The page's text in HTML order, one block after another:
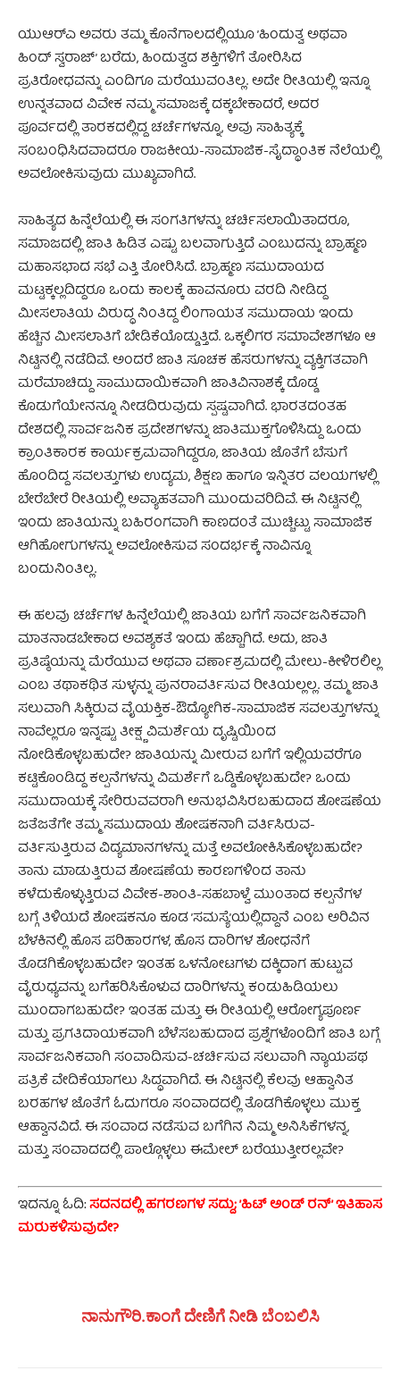
ಯುಆರ್‌ಎ ಅವರು ತಮ್ಮ ಕೊನೆಗಾಲದಲ್ಲಿಯೂ ’ಹಿಂದುತ್ವ ಅಥವಾ
ಹಿಂದ್ ಸ್ವರಾಜ್’ ಬರೆದು, ಹಿಂದುತ್ವದ ಶಕ್ತಿಗಳಿಗೆ ತೋರಿಸಿದ
ಪ್ರತಿರೋಧವನ್ನು ಎಂದಿಗೂ ಮರೆಯುವಂತಿಲ್ಲ. ಅದೇ ರೀತಿಯಲ್ಲಿ ಇನ್ನೂ
ಉನ್ನತವಾದ ವಿವೇಕ ನಮ್ಮ ಸಮಾಜಕ್ಕೆ ದಕ್ಕಬೇಕಾದರೆ, ಅದರ
ಪೂರ್ವದಲ್ಲಿ ತಾರಕದಲ್ಲಿದ್ದ ಚರ್ಚೆಗಳನ್ನೂ, ಅವು ಸಾಹಿತ್ಯಕ್ಕೆ
ಸಂಬಂಧಿಸಿದವಾದರೂ ರಾಜಕೀಯ-ಸಾಮಾಜಿಕ-ಸೈದ್ಧಾಂತಿಕ ನೆಲೆಯಲ್ಲಿ
ಅವಲೋಕಿಸುವುದು ಮುಖ್ಯವಾಗಿದೆ.
ಸಾಹಿತ್ಯದ ಹಿನ್ನೆಲೆಯಲ್ಲಿ ಈ ಸಂಗತಿಗಳನ್ನು ಚರ್ಚಿಸಲಾಯಿತಾದರೂ,
ಸಮಾಜದಲ್ಲಿ ಜಾತಿ ಹಿಡಿತ ಎಷ್ಟು ಬಲವಾಗುತ್ತಿದೆ ಎಂಬುದನ್ನು ಬ್ರಾಹ್ಮಣ
ಮಹಾಸಭಾದ ಸಭೆ ಎತ್ತಿ ತೋರಿಸಿದೆ. ಬ್ರಾಹ್ಮಣ ಸಮುದಾಯದ
ಮಟ್ಟಕ್ಕಲ್ಲದಿದ್ದರೂ ಒಂದು ಕಾಲಕ್ಕೆ ಹಾವನೂರು ವರದಿ ನೀಡಿದ್ದ
ಮೀಸಲಾತಿಯ ವಿರುದ್ಧ ನಿಂತಿದ್ದ ಲಿಂಗಾಯತ ಸಮುದಾಯ ಇಂದು
ಹೆಚ್ಚಿನ ಮೀಸಲಾತಿಗೆ ಬೇಡಿಕೆಯೊಡ್ಡುತ್ತಿದೆ. ಒಕ್ಕಲಿಗರ ಸಮಾವೇಶಗಳೂ ಆ
ನಿಟ್ಟಿನಲ್ಲಿ ನಡೆದಿವೆ. ಅಂದರೆ ಜಾತಿ ಸೂಚಕ ಹೆಸರುಗಳನ್ನು ವ್ಯಕ್ತಿಗತವಾಗಿ
ಮರೆಮಾಚಿದ್ದು ಸಾಮುದಾಯಿಕವಾಗಿ ಜಾತಿವಿನಾಶಕ್ಕೆ ದೊಡ್ಡ
ಕೊಡುಗೆಯೇನನ್ನೂ ನೀಡದಿರುವುದು ಸ್ಪಷ್ಟವಾಗಿದೆ. ಭಾರತದಂತಹ
ದೇಶದಲ್ಲಿ ಸಾರ್ವಜನಿಕ ಪ್ರದೇಶಗಳನ್ನು ಜಾತಿಮುಕ್ತಗೊಳಿಸಿದ್ದು ಒಂದು
ಕ್ರಾಂತಿಕಾರಕ ಕಾರ್ಯಕ್ರಮವಾಗಿದ್ದರೂ, ಜಾತಿಯ ಜೊತೆಗೆ ಬೆಸುಗೆ
ಹೊಂದಿದ್ದ ಸವಲತ್ತುಗಳು ಉದ್ಯಮ, ಶಿಕ್ಷಣ ಹಾಗೂ ಇನ್ನಿತರ ವಲಯಗಳಲ್ಲಿ
ಬೇರೆಬೇರೆ ರೀತಿಯಲ್ಲಿ ಅವ್ಯಾಹತವಾಗಿ ಮುಂದುವರಿದಿವೆ. ಈ ನಿಟ್ಟಿನಲ್ಲಿ
ಇಂದು ಜಾತಿಯನ್ನು ಬಹಿರಂಗವಾಗಿ ಕಾಣದಂತೆ ಮುಚ್ಚಿಟ್ಟು ಸಾಮಾಜಿಕ
ಆಗಿಹೋಗುಗಳನ್ನು ಅವಲೋಕಿಸುವ ಸಂದರ್ಭಕ್ಕೆ ನಾವಿನ್ನೂ
ಬಂದುನಿಂತಿಲ್ಲ.
ಈ ಹಲವು ಚರ್ಚೆಗಳ ಹಿನ್ನೆಲೆಯಲ್ಲಿ ಜಾತಿಯ ಬಗೆಗೆ ಸಾರ್ವಜನಿಕವಾಗಿ
ಮಾತನಾಡಬೇಕಾದ ಅವಶ್ಯಕತೆ ಇಂದು ಹೆಚ್ಚಾಗಿದೆ. ಅದು, ಜಾತಿ
ಪ್ರತಿಷ್ಠೆಯನ್ನು ಮೆರೆಯುವ ಅಥವಾ ವರ್ಣಾಶ್ರಮದಲ್ಲಿ ಮೇಲು-ಕೀಳಿರಲಿಲ್ಲ
ಎಂಬ ತಥಾಕಥಿತ ಸುಳ್ಳನ್ನು ಪುನರಾವರ್ತಿಸುವ ರೀತಿಯಲ್ಲಲ್ಲ. ತಮ್ಮ ಜಾತಿ
ಸಲುವಾಗಿ ಸಿಕ್ಕಿರುವ ವೈಯಕ್ತಿಕ-ಔದ್ಯೋಗಿಕ-ಸಾಮಾಜಿಕ ಸವಲತ್ತುಗಳನ್ನು
ನಾವೆಲ್ಲರೂ ಇನ್ನಷ್ಟು ತೀಕ್ಷ್ಣ ವಿಮರ್ಶೆಯ ದೃಷ್ಟಿಯಿಂದ
ನೋಡಿಕೊಳ್ಳಬಹುದೇ? ಜಾತಿಯನ್ನು ಮೀರುವ ಬಗೆಗೆ ಇಲ್ಲಿಯವರೆಗೂ
ಕಟ್ಟಿಕೊಂಡಿದ್ದ ಕಲ್ಪನೆಗಳನ್ನು ವಿಮರ್ಶೆಗೆ ಒಡ್ಡಿಕೊಳ್ಳಬಹುದೇ? ಒಂದು
ಸಮುದಾಯಕ್ಕೆ ಸೇರಿರುವವರಾಗಿ ಅನುಭವಿಸಿರಬಹುದಾದ ಶೋಷಣೆಯ
ಜತೆಜತೆಗೇ ತಮ್ಮ ಸಮುದಾಯ ಶೋಷಕನಾಗಿ ವರ್ತಿಸಿರುವ-
ವರ್ತಿಸುತ್ತಿರುವ ವಿದ್ಯಮಾನಗಳನ್ನು ಮತ್ತೆ ಅವಲೋಕಿಸಿಕೊಳ್ಳಬಹುದೇ?
ತಾನು ಮಾಡುತ್ತಿರುವ ಶೋಷಣೆಯ ಕಾರಣಗಳಿಂದ ತಾನು
ಕಳೆದುಕೊಳ್ಳುತ್ತಿರುವ ವಿವೇಕ-ಶಾಂತಿ-ಸಹಬಾಳ್ವೆ ಮುಂತಾದ ಕಲ್ಪನೆಗಳ
ಬಗ್ಗೆ ತಿಳಿಯದೆ ಶೋಷಕನೂ ಕೂಡ ’ಸಮಸ್ಯೆ’ಯಲ್ಲಿದ್ದಾನೆ ಎಂಬ ಅರಿವಿನ
ಬೆಳಕಿನಲ್ಲಿ ಹೊಸ ಪರಿಹಾರಗಳ, ಹೊಸ ದಾರಿಗಳ ಶೋಧನೆಗೆ
ತೊಡಗಿಕೊಳ್ಳಬಹುದೇ? ಇಂತಹ ಒಳನೋಟಗಳು ದಕ್ಕಿದಾಗ ಹುಟ್ಟುವ
ವೈರುಧ್ಯವನ್ನು ಬಗೆಹರಿಸಿಕೊಳುವ ದಾರಿಗಳನ್ನು ಕಂಡುಹಿಡಿಯಲು
ಮುಂದಾಗಬಹುದೇ? ಇಂತಹ ಮತ್ತು ಈ ರೀತಿಯಲ್ಲಿ ಆರೋಗ್ಯಪೂರ್ಣ
ಮತ್ತು ಪ್ರಗತಿದಾಯಕವಾಗಿ ಬೆಳೆಸಬಹುದಾದ ಪ್ರಶ್ನೆಗಳೊಂದಿಗೆ ಜಾತಿ ಬಗ್ಗೆ
ಸಾರ್ವಜನಿಕವಾಗಿ ಸಂವಾದಿಸುವ-ಚರ್ಚಿಸುವ ಸಲುವಾಗಿ ನ್ಯಾಯಪಥ
ಪತ್ರಿಕೆ ವೇದಿಕೆಯಾಗಲು ಸಿದ್ಧವಾಗಿದೆ. ಈ ನಿಟ್ಟಿನಲ್ಲಿ ಕೆಲವು ಆಹ್ವಾನಿತ
ಬರಹಗಳ ಜೊತೆಗೆ ಓದುಗರೂ ಸಂವಾದದಲ್ಲಿ ತೊಡಗಿಕೊಳ್ಳಲು ಮುಕ್ತ
ಆಹ್ವಾನವಿದೆ. ಈ ಸಂವಾದ ನಡೆಸುವ ಬಗೆಗಿನ ನಿಮ್ಮ ಅನಿಸಿಕೆಗಳನ್ನ,
ಮತ್ತು ಸಂವಾದದಲ್ಲಿ ಪಾಲ್ಗೊಳ್ಳಲು ಈಮೇಲ್ ಬರೆಯುತ್ತೀರಲ್ಲವೇ?
ಇದನ್ನೂ ಓದಿ:ಸದನದಲ್ಲಿ ಹಗರಣಗಳ ಸದ್ದು; ’ಹಿಟ್ ಅಂಡ್ ರನ್’ ಇತಿಹಾಸ
ಮರುಕಳಿಸುವುದೇ?
ನಾನುಗೌರಿ.ಕಾಂಗೆ ದೇಣಿಗೆ ನೀಡಿ ಬೆಂಬಲಿಸಿ